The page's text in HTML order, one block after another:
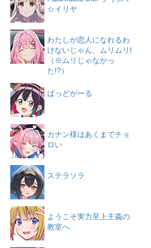
☆イリヤ
わたしが恋人になれるわ
けないじゃん、ムリムリ!
（※ムリじゃなかっ
た!?）
ばっどがーる
カナン様はあくまでチョ
ロい
ステラソラ
ようこそ実力至上主義の
教室へ